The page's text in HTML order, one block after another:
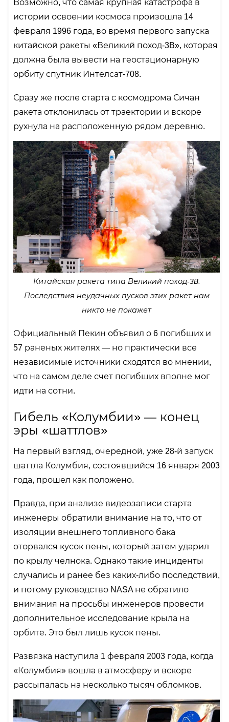
Возможно, что самая крупная катастрофа в
истории освоении космоса произошла 14
февраля 1996 года, во время первого запуска
китайской ракеты «Великий поход-3B», которая
должна была вывести на геостационарную
орбиту спутник Интелсат-708.
Сразу же после старта с космодрома Сичан
ракета отклонилась от траектории и вскоре
рухнула на расположенную рядом деревню.
Китайская ракета типа Великий поход-3B.
Последствия неудачных пусков этих ракет нам
никто не покажет
Официальный Пекин объявил о 6 погибших и
57 раненых жителях — но практически все
независимые источники сходятся во мнении,
что на самом деле счет погибших вполне мог
идти на сотни.
Гибель «Колумбии» — конец
эры «шаттлов»
На первый взгляд, очередной, уже 28-й запуск
шаттла Колумбия, состоявшийся 16 января 2003
года, прошел как положено.
Правда, при анализе видеозаписи старта
инженеры обратили внимание на то, что от
изоляции внешнего топливного бака
оторвался кусок пены, который затем ударил
по крылу челнока. Однако такие инциденты
случались и ранее без каких-либо последствий,
и потому руководство NASA не обратило
внимания на просьбы инженеров провести
дополнительное исследование крыла на
орбите. Это был лишь кусок пены.
Развязка наступила 1 февраля 2003 года, когда
«Колумбия» вошла в атмосферу и вскоре
рассыпалась на несколько тысяч обломков.